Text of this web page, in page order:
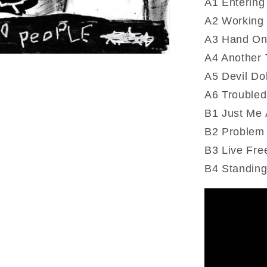
(Vinyle)
A2 Working
A3 Hand
A4 Another
A5 Devil
A6
B1 Just Me
B2 Problem
B3 Live
B4